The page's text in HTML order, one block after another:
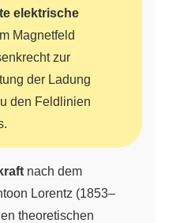
elektrische
Magnetfeld
zur
der Ladung
den Feldlinien
nach dem
Lorentz (1853–
theoretischen